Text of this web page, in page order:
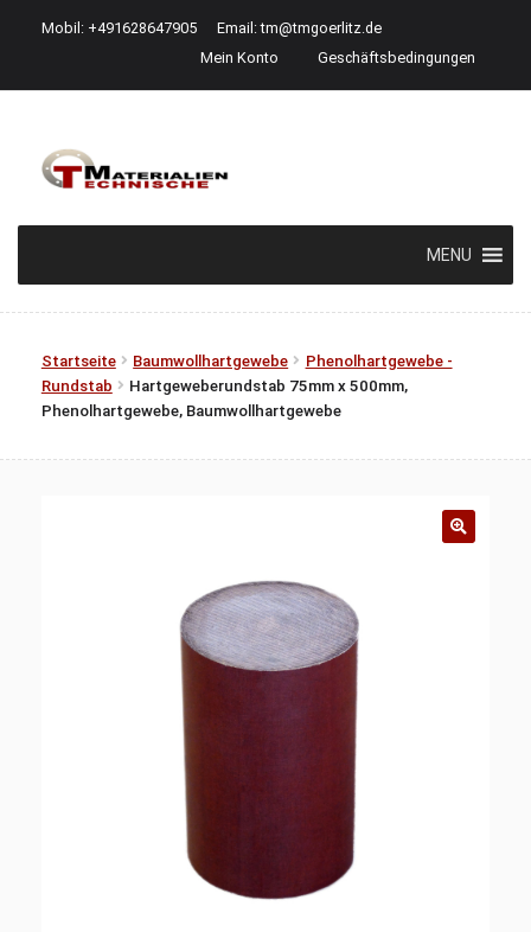
Mobil: +491628647905 Email:tm@tmgoerlitz.de
Mein Konto
Geschäftsbedingungen
Zur
Navigation
Zum
Inhalt
MENU
Startseite Baumwollhartgewebe
Phenolhartgewebe -
Rundstab
Hartgeweberundstab 75mm x 500mm,
Phenolhartgewebe, Baumwollhartgewebe